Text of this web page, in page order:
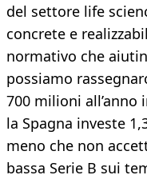
del settore life
concrete e
normativo che
possiamo
700 milioni
la Spagna investe
meno che non
bassa Serie B sui